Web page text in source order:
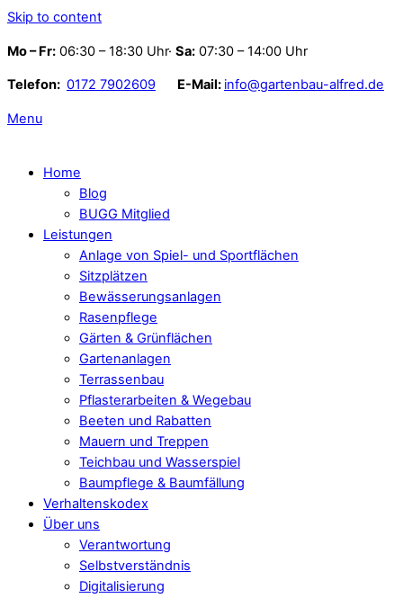
Skip to content
Mo – Fr: 06:30 – 18:30 Uhr· Sa: 07:30 – 14:00 Uhr
Telefon: 0172 7902609 E-Mail: info@gartenbau-alfred.de
Menu
Home
Blog
BUGG Mitglied
Leistungen
Anlage von Spiel- und Sportflächen
Sitzplätzen
Bewässerungsanlagen
Rasenpflege
Gärten & Grünflächen
Gartenanlagen
Terrassenbau
Pflasterarbeiten & Wegebau
Beeten und Rabatten
Mauern und Treppen
Teichbau und Wasserspiel
Baumpflege & Baumfällung
Verhaltenskodex
Über uns
Verantwortung
Selbstverständnis
Digitalisierung